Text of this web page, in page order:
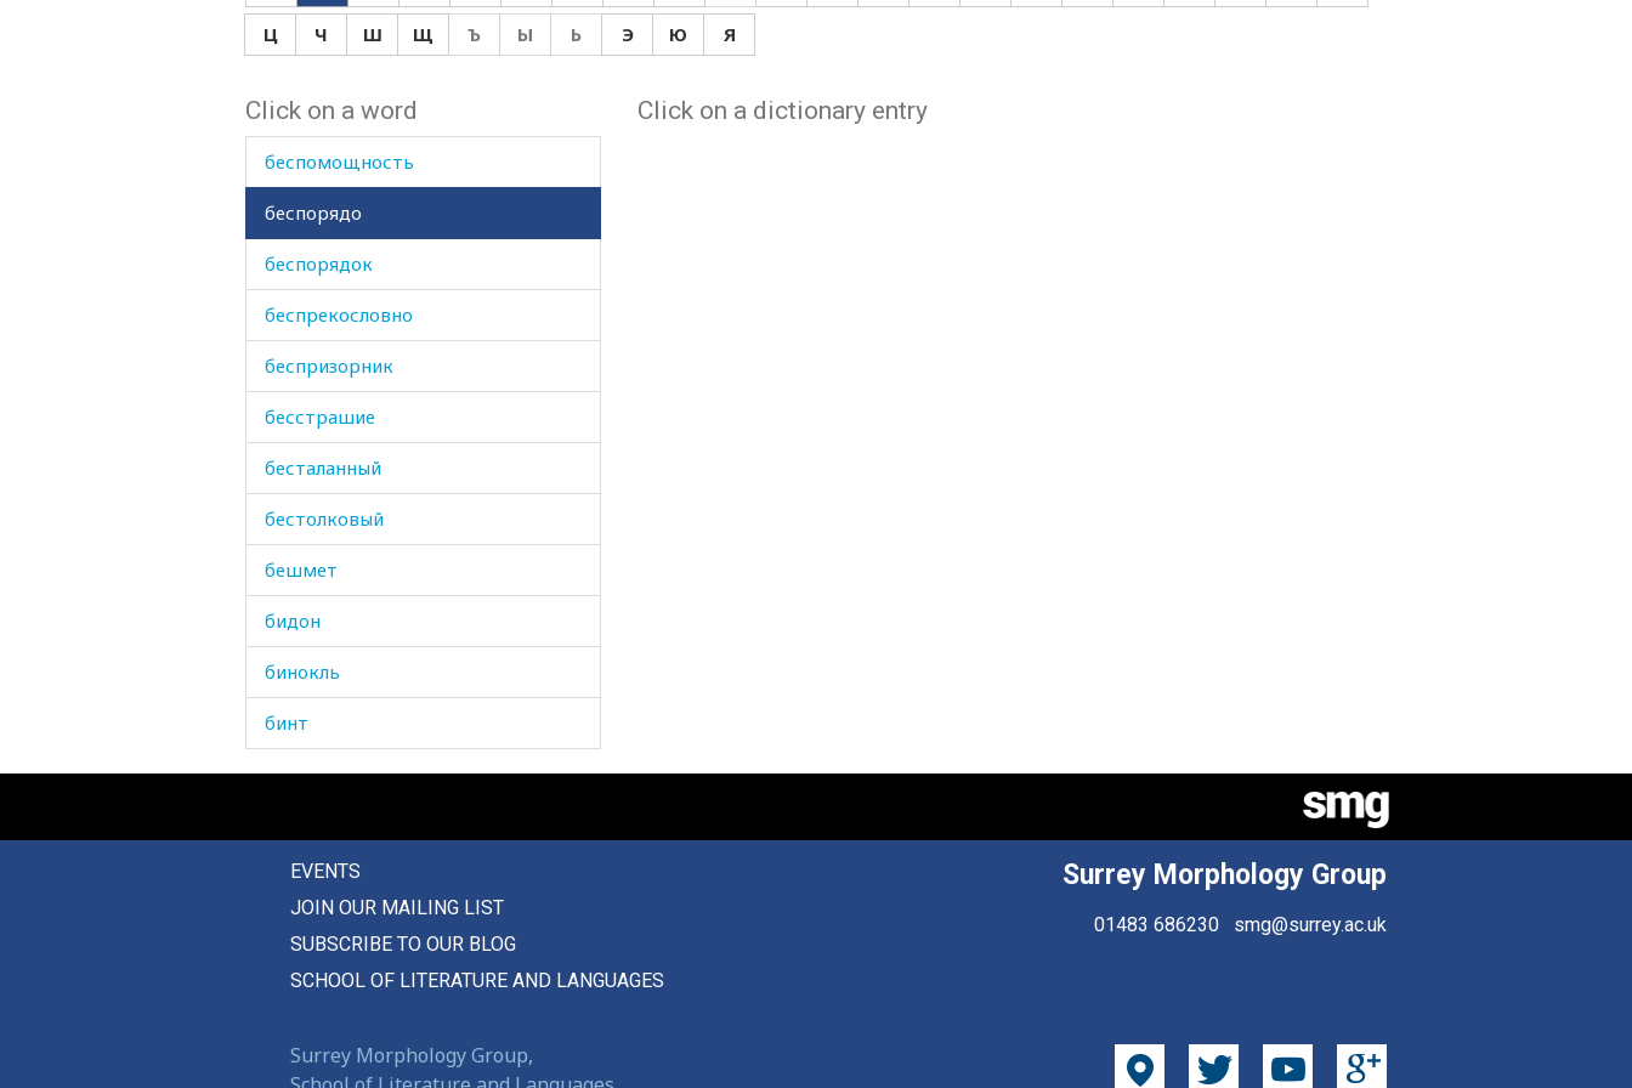
Ц Ч Ш Щ Ъ Ы Ь Э Ю Я
Click on a word
беспокоить
беспокоиться
беспокойство
беспомощность
беспорядо
беспорядок
беспрекословно
беспризорник
бесстрашие
бесталанный
бестолковый
бешмет
бидон
бинокль
бинт
бирюза
бить
благодарить
благодать
Click on a dictionary entry
EVENTS
JOIN OUR MAILING LIST
SUBSCRIBE TO OUR BLOG
SCHOOL OF LITERATURE AND LANGUAGES
Surrey Morphology Group
01483 686230 smg@surrey.ac.uk
Surrey Morphology Group,